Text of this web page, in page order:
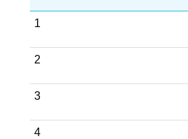
1
2
3
4